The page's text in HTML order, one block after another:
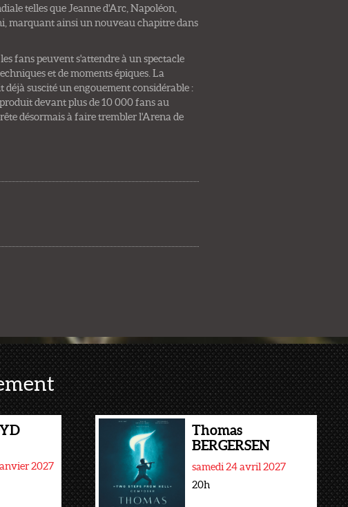
telles que Jeanne d'Arc, Napoléon,
marquant ainsi un nouveau chapitre dans
les fans peuvent s'attendre à un spectacle
et de moments épiques. La
suscité un engouement considérable :
produit devant plus de 10 000 fans au
désormais à faire trembler l'Arena de
2027
Thomas
BERGERSEN
samedi 24 avril 2027
20h